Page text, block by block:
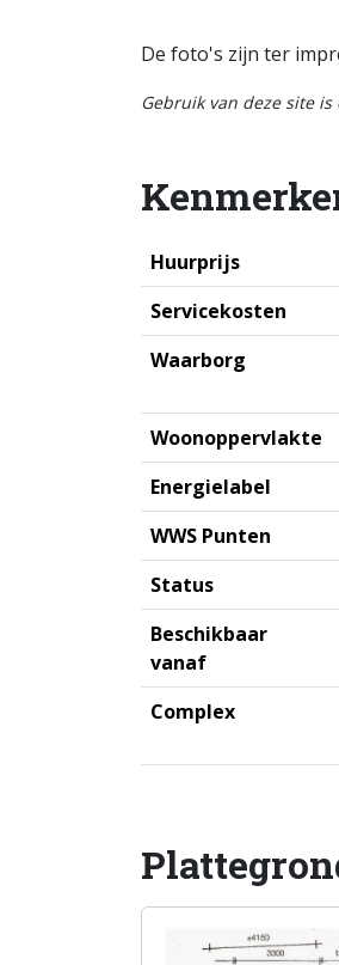
De foto's zijn ter
Gebruik van deze site
Huurprijs
Servicekosten
Waarborg
Woonoppervlakte
Energielabel
WWS Punten
Status
Beschikbaar
vanaf
Complex